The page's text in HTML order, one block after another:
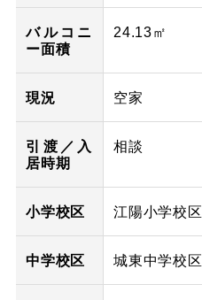
バルコニ
ー面積
24.13㎡
現況 空家
引渡／入
居時期
相談
小学校区 江陽小学校区
中学校区 城東中学校区